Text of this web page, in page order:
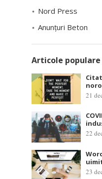
Nord Press
Anunțuri Beton
Articole populare
21
22
23